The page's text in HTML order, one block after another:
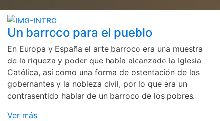
Un barroco para el pueblo
En Europa y España el arte barroco era una muestra
de la riqueza y poder que había alcanzado la Iglesia
Católica, así como una forma de ostentación de los
gobernantes y la nobleza civil, por lo que era un
contrasentido hablar de un barroco de los pobres.
Ver más